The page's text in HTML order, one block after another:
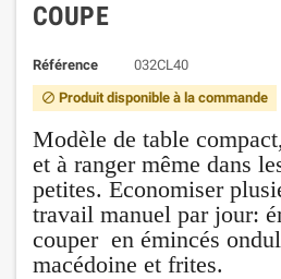
COUPE
Référence 032CL40
block Produit disponible à la commande
Modèle de table
et à ranger même dans
petites. Economiser
travail manuel par jour:
couper en émincés
macédoine et frites.